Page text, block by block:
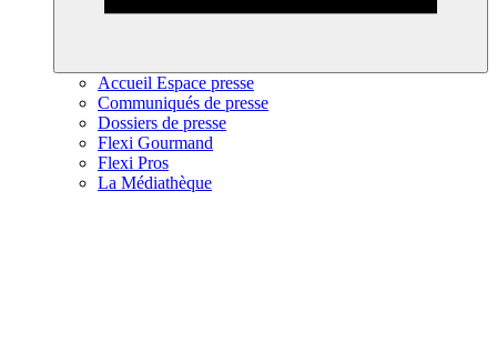
Accueil Espace presse
Communiqués de presse
Dossiers de presse
Flexi Gourmand
Flexi Pros
La Médiathèque